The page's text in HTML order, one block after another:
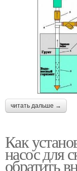
читать дальше →
Как
насос для
обратить